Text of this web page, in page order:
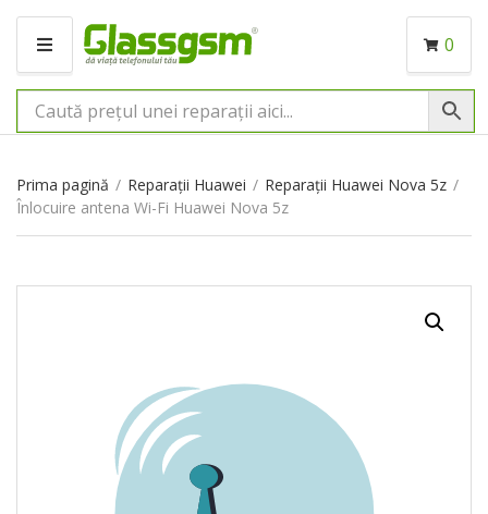
M
N
I
0
Prima pagină / Reparații Huawei / Reparații Huawei Nova 5z /
Înlocuire antena Wi-Fi Huawei Nova 5z